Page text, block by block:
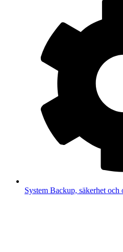
System Backup, säkerhet